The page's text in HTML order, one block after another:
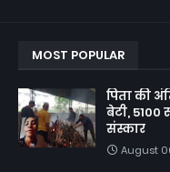
MOST POPULAR
पिता की
बेटी,
संस्कार
August